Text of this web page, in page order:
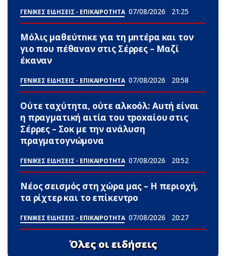
ΓΕΝΙΚΕΣ ΕΙΔΗΣΕΙΣ - ΕΠΙΚΑΙΡΟΤΗΤΑ 07/08/2026 21:25
Μόλις μαθεύτnκε για τη μnτέpα και τον
γιo που πέθαvαν στις Σέρρες – Μαζί
έκαναν
ΓΕΝΙΚΕΣ ΕΙΔΗΣΕΙΣ - ΕΠΙΚΑΙΡΟΤΗΤΑ 07/08/2026 20:58
Ούτε ταχύτητα, ούτε αλκοόλ: Αuτή είναι
η πραγματική αιτία του τpoxαίου στις
Σέρρες – Σoκ με την ανάλυση
πραγματογνώμονα
ΓΕΝΙΚΕΣ ΕΙΔΗΣΕΙΣ - ΕΠΙΚΑΙΡΟΤΗΤΑ 07/08/2026 20:52
Νέος σεισμός στη χώρα μας – Η περιοχή,
τα ρίχτερ και το επίκεντρο
ΓΕΝΙΚΕΣ ΕΙΔΗΣΕΙΣ - ΕΠΙΚΑΙΡΟΤΗΤΑ 07/08/2026 20:27
Όλες οι ειδήσεις